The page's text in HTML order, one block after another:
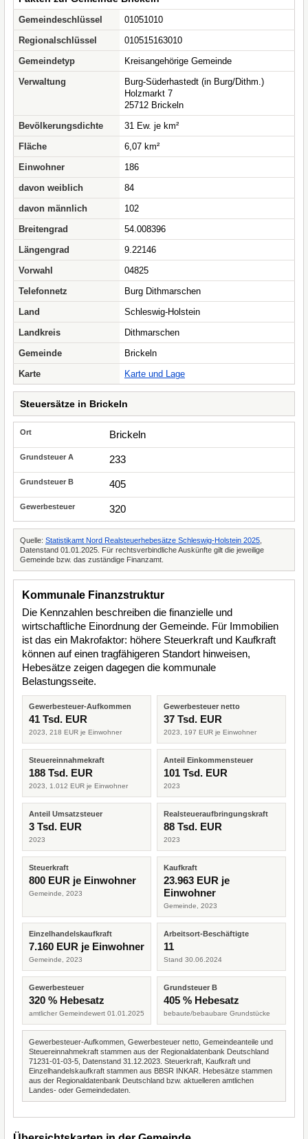
Gemeindeschlüssel
01051010
Regionalschlüssel
010515163010
Gemeindetyp
Kreisangehörige Gemeinde
Verwaltung
Burg-Süderhastedt (in Burg/Dithm.)
Holzmarkt 7
25712 Brickeln
Bevölkerungsdichte
31 Ew. je km²
Fläche
6,07 km²
Einwohner
186
davon weiblich
84
davon männlich
102
Breitengrad
54.008396
Längengrad
9.22146
Vorwahl
04825
Telefonnetz
Burg Dithmarschen
Land
Schleswig-Holstein
Landkreis
Dithmarschen
Gemeinde
Brickeln
Karte
Karte und Lage
Steuersätze in Brickeln
Brickeln
233
405
320
Quelle: Statistikamt Nord Realsteuerhebesätze Schleswig-Holstein 2025
Datenstand 01.01.2025. Für rechtsverbindliche Auskünfte gilt die jeweilige
Gemeinde bzw. das zuständige Finanzamt.
Kommunale Finanzstruktur
Die Kennzahlen beschreiben die finanzielle und
wirtschaftliche Einordnung der Gemeinde. Für Immobilien
ist das ein Makrofaktor: höhere Steuerkraft und Kaufkraft
können auf einen tragfähigeren Standort hinweisen,
Hebesätze zeigen dagegen die kommunale
Belastungsseite.
Gewerbesteuer-Aufkommen
41 Tsd. EUR
2023, 218 EUR je Einwohner
Gewerbesteuer netto
37 Tsd. EUR
2023, 197 EUR je Einwohner
Steuereinnahmekraft
188 Tsd. EUR
2023, 1.012 EUR je Einwohner
Anteil Einkommensteuer
101 Tsd. EUR
2023
Anteil Umsatzsteuer
3 Tsd. EUR
2023
Realsteueraufbringungskraft
88 Tsd. EUR
2023
Steuerkraft
800 EUR je Einwohner
Gemeinde, 2023
Kaufkraft
23.963 EUR je
Einwohner
Gemeinde, 2023
Einzelhandelskaufkraft
7.160 EUR je Einwohner
Gemeinde, 2023
Arbeitsort-Beschäftigte
11
Stand 30.06.2024
Gewerbesteuer
320 % Hebesatz
amtlicher Gemeindewert 01.01.2025
Grundsteuer B
405 % Hebesatz
bebaute/bebaubare Grundstücke
Gewerbesteuer-Aufkommen, Gewerbesteuer netto, Gemeindeanteile und
Steuereinnahmekraft stammen aus der Regionaldatenbank Deutschland
71231-01-03-5, Datenstand 31.12.2023. Steuerkraft, Kaufkraft und
Einzelhandelskaufkraft stammen aus BBSR INKAR. Hebesätze stammen
aus der Regionaldatenbank Deutschland bzw. aktuelleren amtlichen
Landes- oder Gemeindedaten.